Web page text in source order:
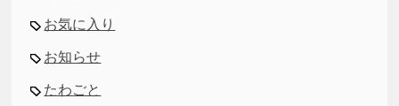
お気に入り
お知らせ
たわごと